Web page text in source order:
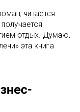
читается
отдых. Думаю,
эта книга